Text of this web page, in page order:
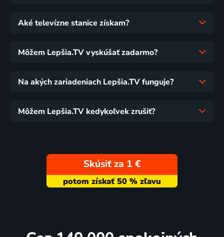
Aké televízne stanice získam?
Môžem Lepšia.TV vyskúšať zadarmo?
Na akých zariadeniach Lepšia.TV funguje?
Môžem Lepšia.TV kedykoľvek zrušiť?
Skúsiť za 1 €